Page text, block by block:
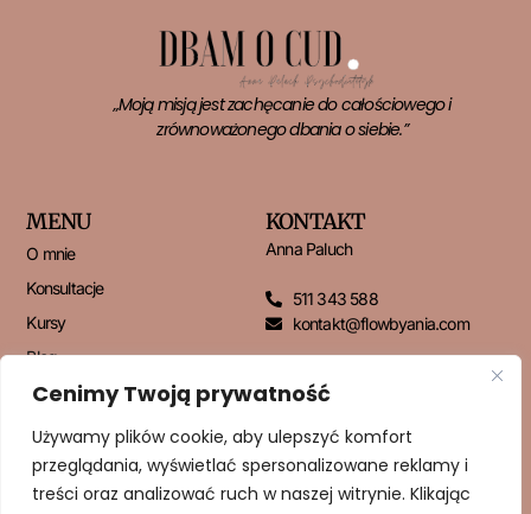
Cenimy Twoją prywatność
Używamy plików cookie, aby ulepszyć komfort
przeglądania, wyświetlać spersonalizowane reklamy i
treści oraz analizować ruch w naszej witrynie. Klikając
„Moją misją jest zachęcanie do całościowego i
zrównoważonego dbania o siebie.”
MENU
O mnie
Konsultacje
Kursy
Blog
Kontakt
KONTAKT
Anna Paluch
511 343 588
kontakt@flowbyania.com
NEWSLETTER